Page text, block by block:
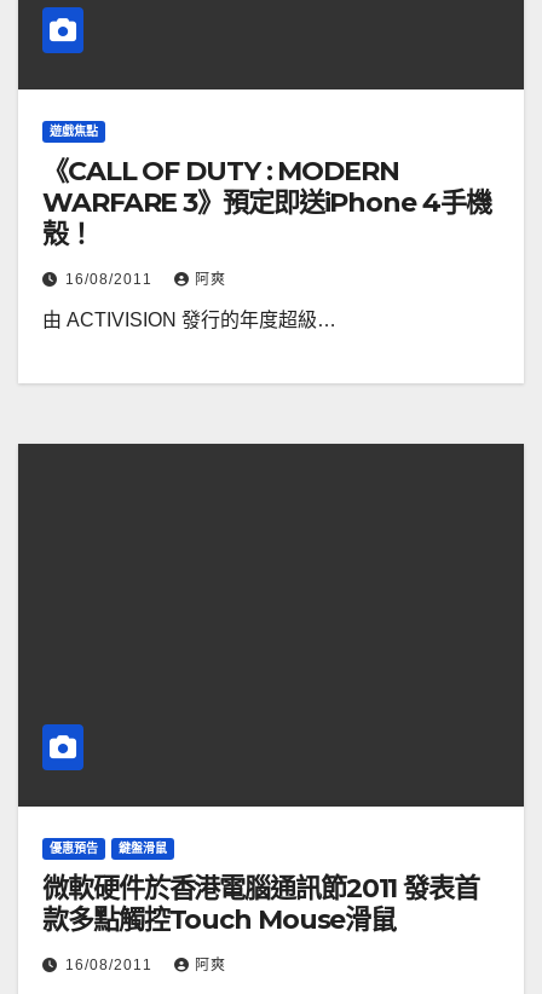
遊戲焦點
《CALL OF DUTY : MODERN
WARFARE 3》預定即送iPhone 4手機
殼！
16/08/2011 阿爽
由 ACTIVISION 發行的年度超級…
優惠預告 鍵盤滑鼠
微軟硬件於香港電腦通訊節2011 發表首
款多點觸控Touch Mouse滑鼠
16/08/2011 阿爽